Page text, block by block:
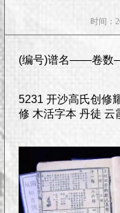
时间：
(编号)谱名——卷
5231 开沙高氏创修
修 木活字本 丹徒 云